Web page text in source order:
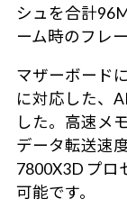
シュを合計
ーム時のフレ
マザーボード
に対応した、
した。高速メ
データ転送速
7800X3D プロ
可能です。